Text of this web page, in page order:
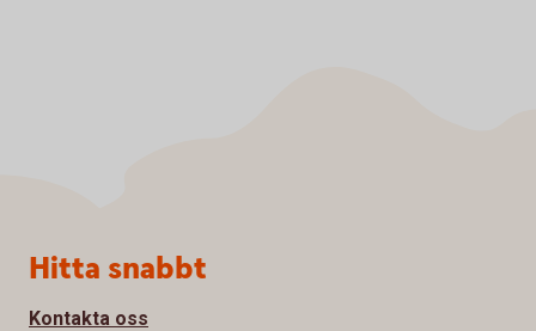
Sidfot
Hitta snabbt
Kontakta oss